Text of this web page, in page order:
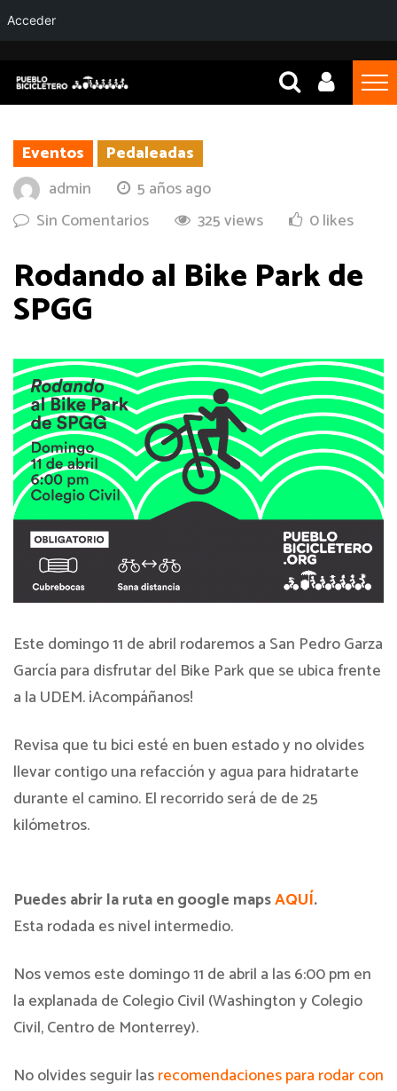
Eventos
Pedaleadas
admin
5 años ago
Sin Comentarios
325 views 0 likes
Rodando al Bike Park de
SPGG
Este domingo 11 de abril rodaremos a San Pedro Garza
García para disfrutar del Bike Park que se ubica frente
a la UDEM. ¡Acompáñanos!
Revisa que tu bici esté en buen estado y no olvides
llevar contigo una refacción y agua para hidratarte
durante el camino. El recorrido será de de 25
kilómetros.
Puedes abrir la ruta en google mapsAQUÍ.
Esta rodada es nivel intermedio.
Nos vemos este domingo 11 de abril a las 6:00 pm en
la explanada de Colegio Civil (Washington y Colegio
Civil, Centro de Monterrey).
No olvides seguir lasrecomendaciones para rodar con
Acceder